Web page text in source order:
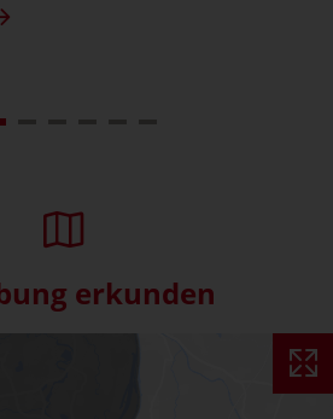
erkunden
Interaktive Karte